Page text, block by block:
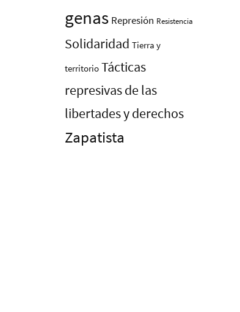
genas Represión Resistencia
Solidaridad Tierra y
territorio Tácticas
represivas de las
libertades y derechos
Zapatista